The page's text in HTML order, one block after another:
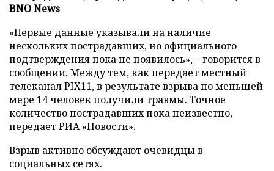
BNO News
«Первые данные указывали на наличие
нескольких пострадавших, но официального
подтверждения пока не появилось», – говорится в
сообщении. Между тем, как передает местный
телеканал PIX11, в результате взрыва по меньшей
мере 14 человек получили травмы. Точное
количество пострадавших пока неизвестно,
передаетРИА «Новости».
Взрыв активно обсуждают очевидцы в
социальных сетях.